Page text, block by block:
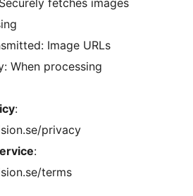
fetches images
Image URLs
When processing
:
privacy
:
terms